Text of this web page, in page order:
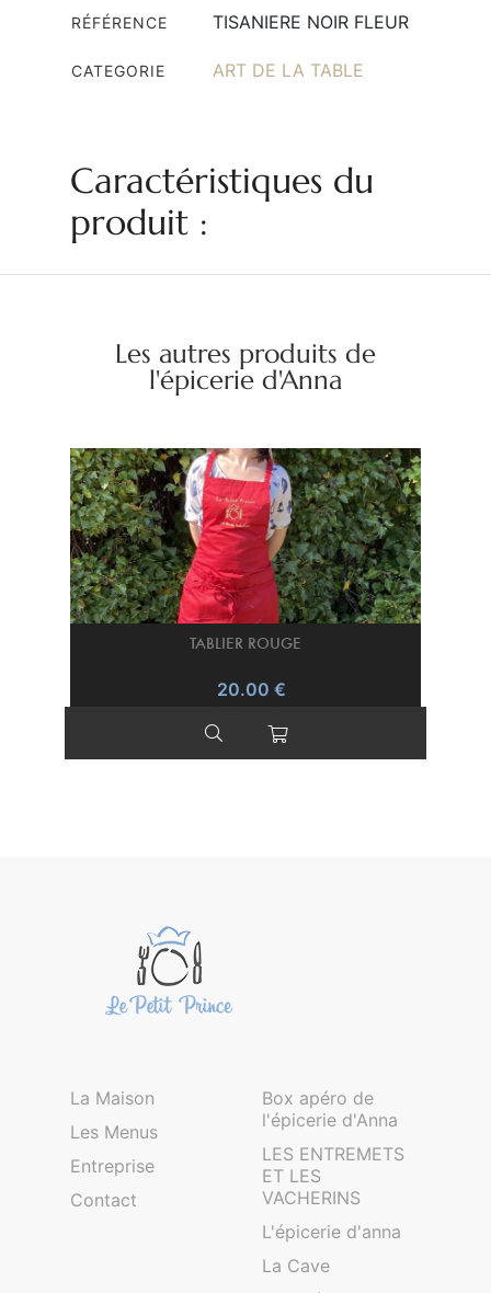
RÉFÉRENCE TISANIERE NOIR FLEUR
CATEGORIE ART DE LA TABLE
Caractéristiques du
produit :
Les autres produits de
l'épicerie d'Anna
TABLIER ROUGE
20.00 €
La Maison
Les Menus
Entreprise
Contact
Box apéro de
l'épicerie d'Anna
LES ENTREMETS
ET LES
VACHERINS
L'épicerie d'anna
La Cave